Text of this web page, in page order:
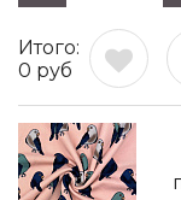
0 руб